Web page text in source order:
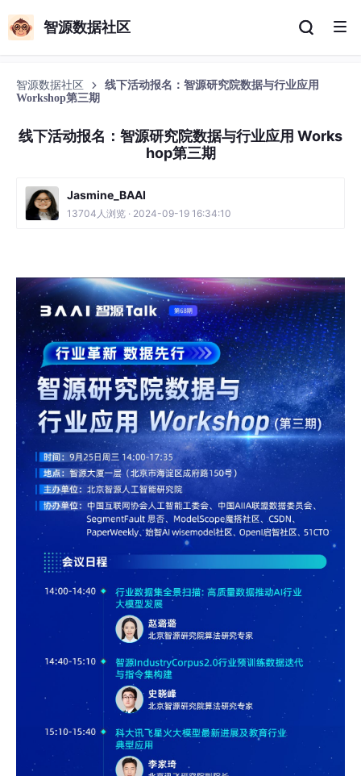
智源数据社区
智源数据社区
线下活动报名：智源研究院数据与行业应用
Workshop第三期
线下活动报名：智源研究院数据与行业应用 Works
hop第三期
Jasmine_BAAI
13704人浏览 · 2024-09-19 16:34:10